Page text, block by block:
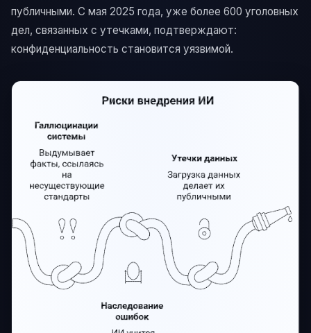
публичными. С мая 2025 года, уже более 600 уголовных
дел, связанных с утечками, подтверждают:
конфиденциальность становится уязвимой.